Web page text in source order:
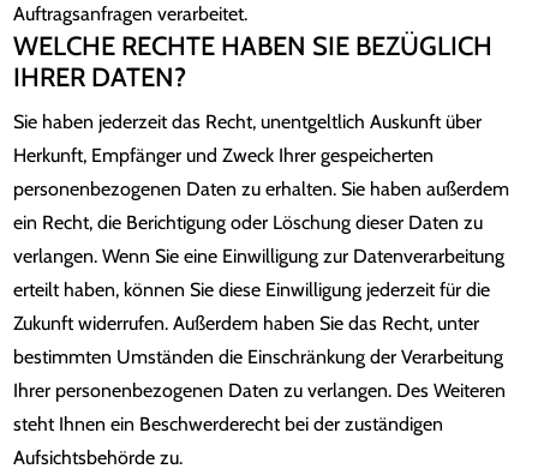
Auftragsanfragen verarbeitet.
WELCHE RECHTE HABEN SIE BEZÜGLICH
IHRER DATEN?
Sie haben jederzeit das Recht, unentgeltlich Auskunft über
Herkunft, Empfänger und Zweck Ihrer gespeicherten
personenbezogenen Daten zu erhalten. Sie haben außerdem
ein Recht, die Berichtigung oder Löschung dieser Daten zu
verlangen. Wenn Sie eine Einwilligung zur Datenverarbeitung
erteilt haben, können Sie diese Einwilligung jederzeit für die
Zukunft widerrufen. Außerdem haben Sie das Recht, unter
bestimmten Umständen die Einschränkung der Verarbeitung
Ihrer personenbezogenen Daten zu verlangen. Des Weiteren
steht Ihnen ein Beschwerderecht bei der zuständigen
Aufsichtsbehörde zu.